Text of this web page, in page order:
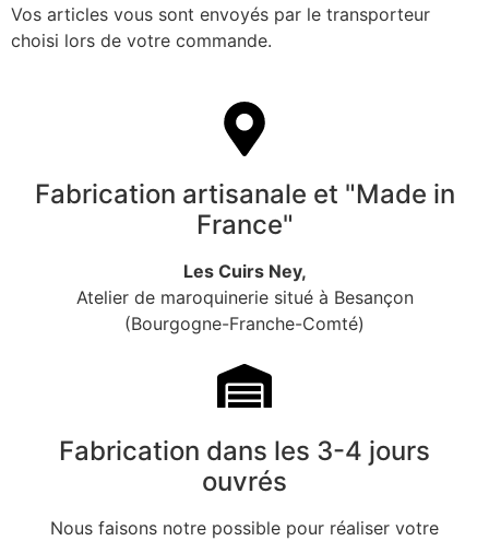
Vos articles vous sont envoyés par le transporteur
choisi lors de votre commande.
Fabrication artisanale et "Made in
France"
Les Cuirs Ney,
Atelier de maroquinerie situé à Besançon
(Bourgogne-Franche-Comté)
Fabrication dans les 3-4 jours
ouvrés
Nous faisons notre possible pour réaliser votre